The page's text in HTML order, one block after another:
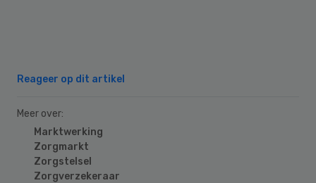
Reageer op dit artikel
Meer over:
Marktwerking
Zorgmarkt
Zorgstelsel
Zorgverzekeraar